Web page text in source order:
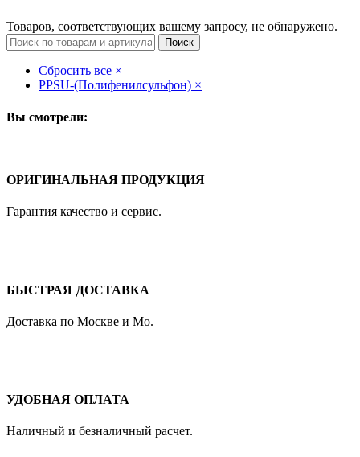
Товаров, соответствующих вашему запросу, не обнаружено.
Поиск
Сбросить все ×
PPSU-(Полифенилсульфон) ×
Вы смотрели:
ОРИГИНАЛЬНАЯ ПРОДУКЦИЯ
Гарантия качество и сервис.
БЫСТРАЯ ДОСТАВКА
Доставка по Москве и Мо.
УДОБНАЯ ОПЛАТА
Наличный и безналичный расчет.